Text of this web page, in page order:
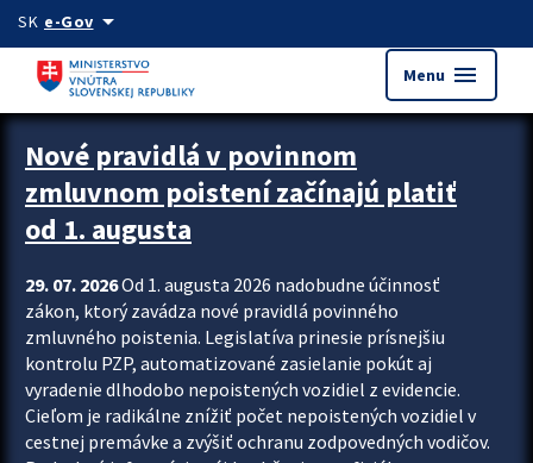
Preskocit na hlavný obsah
SK e-Govarrow_drop_down
Menu menu
Zastavit automatický posun upútavok
Nové pravidlá v povinnom
zmluvnom poistení začínajú platiť
od 1. augusta
29. 07. 2026Od 1. augusta 2026 nadobudne účinnosť
zákon, ktorý zavádza nové pravidlá povinného
zmluvného poistenia. Legislatíva prinesie prísnejšiu
kontrolu PZP, automatizované zasielanie pokút aj
vyradenie dlhodobo nepoistených vozidiel z evidencie.
Cieľom je radikálne znížiť počet nepoistených vozidiel v
cestnej premávke a zvýšiť ochranu zodpovedných vodičov.